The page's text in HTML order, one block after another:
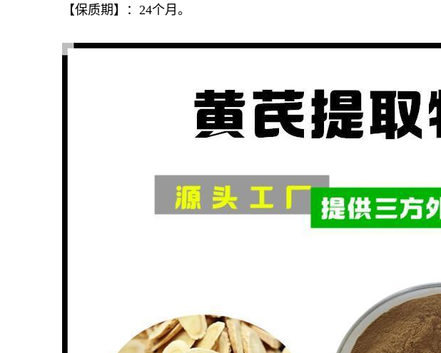
【保质期】：24个月。